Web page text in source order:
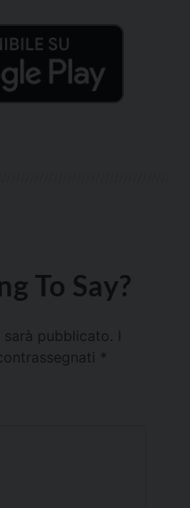
To Say?
sarà pubblicato.
*